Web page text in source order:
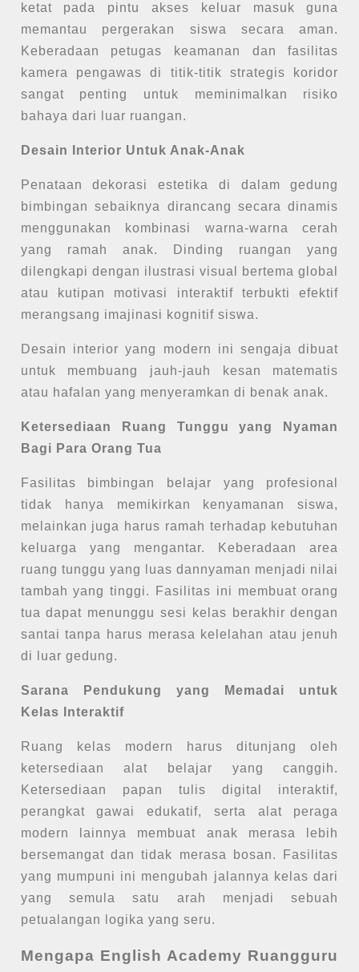
ketat pada pintu akses keluar masuk guna
memantau pergerakan siswa secara aman.
Keberadaan petugas keamanan dan fasilitas
kamera pengawas di titik-titik strategis koridor
sangat penting untuk meminimalkan risiko
bahaya dari luar ruangan.
Desain Interior Untuk Anak-Anak
Penataan dekorasi estetika di dalam gedung
bimbingan sebaiknya dirancang secara dinamis
menggunakan kombinasi warna-warna cerah
yang ramah anak. Dinding ruangan yang
dilengkapi dengan ilustrasi visual bertema global
atau kutipan motivasi interaktif terbukti efektif
merangsang imajinasi kognitif siswa.
Desain interior yang modern ini sengaja dibuat
untuk membuang jauh-jauh kesan matematis
atau hafalan yang menyeramkan di benak anak.
Ketersediaan Ruang Tunggu yang Nyaman
Bagi Para Orang Tua
Fasilitas bimbingan belajar yang profesional
tidak hanya memikirkan kenyamanan siswa,
melainkan juga harus ramah terhadap kebutuhan
keluarga yang mengantar. Keberadaan area
ruang tunggu yang luas dannyaman menjadi nilai
tambah yang tinggi. Fasilitas ini membuat orang
tua dapat menunggu sesi kelas berakhir dengan
santai tanpa harus merasa kelelahan atau jenuh
di luar gedung.
Sarana Pendukung yang Memadai untuk
Kelas Interaktif
Ruang kelas modern harus ditunjang oleh
ketersediaan alat belajar yang canggih.
Ketersediaan papan tulis digital interaktif,
perangkat gawai edukatif, serta alat peraga
modern lainnya membuat anak merasa lebih
bersemangat dan tidak merasa bosan. Fasilitas
yang mumpuni ini mengubah jalannya kelas dari
yang semula satu arah menjadi sebuah
petualangan logika yang seru.
Mengapa English Academy Ruangguru